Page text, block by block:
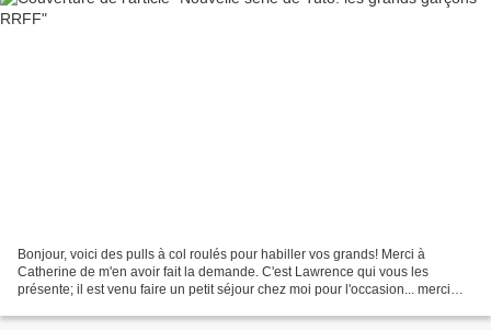
Bonjour, voici des pulls à col roulés pour habiller vos grands! Merci à
Catherine de m'en avoir fait la demande. C'est Lawrence qui vous les
présente; il est venu faire un petit séjour chez moi pour l'occasion... merci